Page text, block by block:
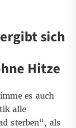
sich
Hitze
es auch
alle
sterben“, als